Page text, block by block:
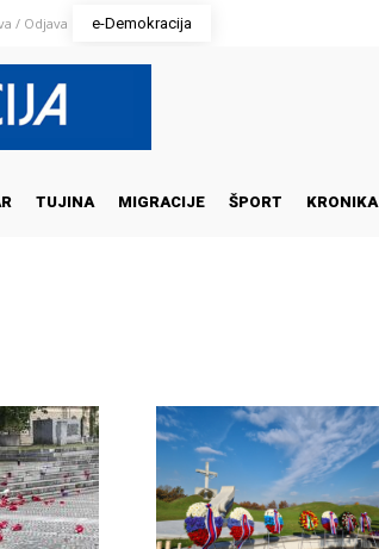
/ Odjava e-Demokracija
TUJINA MIGRACIJE ŠPORT KRONIKA